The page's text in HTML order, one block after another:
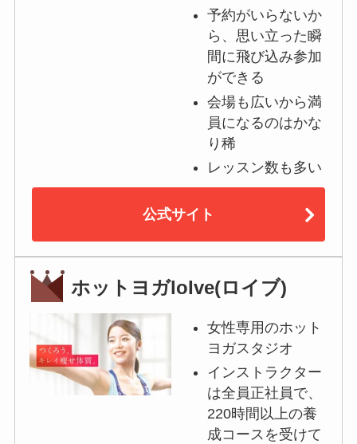
予約がいらないか
ら、思い立った瞬
間に飛び込み参加
ができる
会場も広いから満
員になるのはかな
り稀
レッスン数も多い
公式サイト
ホットヨガloIve(ロイブ)
女性専用のホット
ヨガスタジオ
インストラクター
は全員正社員で、
220時間以上の養
成コースを受けて